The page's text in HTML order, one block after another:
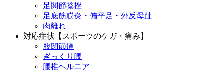
足関節捻挫
足底筋膜炎・偏平足・外反母趾
肉離れ
対応症状【スポーツのケガ・痛み】
股関節痛
ぎっくり腰
腰椎ヘルニア